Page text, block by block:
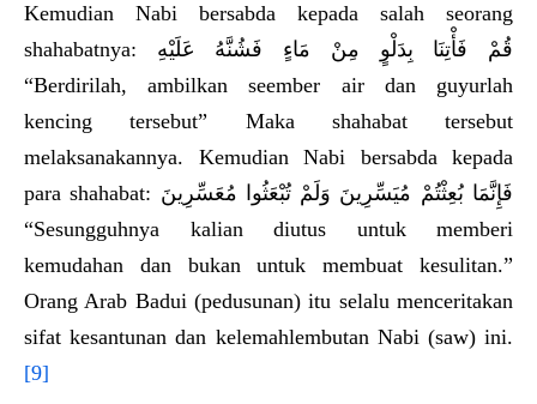
Kemudian Nabi bersabda kepada salah seorang
shahabatnya: قُمْ فَأْتِنَا بِدَلْوٍ مِنْ مَاءٍ فَشُنَّهُ عَلَيْهِ
“Berdirilah, ambilkan seember air dan guyurlah
kencing tersebut” Maka shahabat tersebut
melaksanakannya. Kemudian Nabi bersabda kepada
para shahabat: فَإِنَّمَا بُعِثْتُمْ مُيَسِّرِينَ وَلَمْ تُبْعَثُوا مُعَسِّرِينَ
“Sesungguhnya kalian diutus untuk memberi
kemudahan dan bukan untuk membuat kesulitan.”
Orang Arab Badui (pedusunan) itu selalu menceritakan
sifat kesantunan dan kelemahlembutan Nabi (saw) ini.
[9]